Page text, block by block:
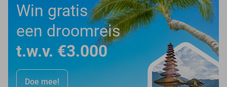
Win gratis
een droomreis
t.w.v. €3.000
Doe mee!